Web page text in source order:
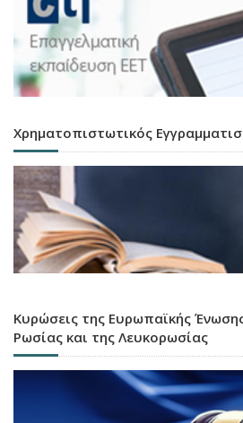
Χρηματοπιστωτικός
Κυρώσεις της Ευρωπαϊκής
Ρωσίας και της Λευκορωσίας